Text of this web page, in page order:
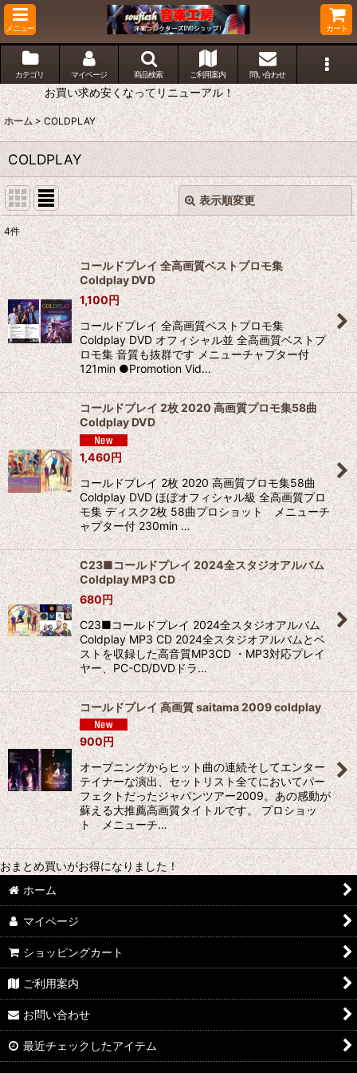
メニュー カート
カテゴリ マイページ 商品検索 ご利用案内 問い合わせ
お買い求め安くなってリニューアル！
ホーム > COLDPLAY
COLDPLAY
表示順変更
表示数:
並び順:
絞り込む
閉じる
4件
コールドプレイ 全高画質ベストプロモ集
Coldplay DVD
1,100円
コールドプレイ 全高画質ベストプロモ集
Coldplay DVD オフィシャル並 全高画質ベストプ
ロモ集 音質も抜群です メニューチャプター付
121min ●Promotion Vid…
コールドプレイ 2枚 2020 高画質プロモ集58曲
Coldplay DVD
1,460円
コールドプレイ 2枚 2020 高画質プロモ集58曲
Coldplay DVD ほぼオフィシャル級 全高画質プロ
モ集 ディスク2枚 58曲プロショット メニューチ
ャプター付 230min …
C23■コールドプレイ 2024全スタジオアルバム
Coldplay MP3 CD
680円
C23■コールドプレイ 2024全スタジオアルバム
Coldplay MP3 CD 2024全スタジオアルバムとベ
ストを収録した高音質MP3CD ・MP3対応プレイ
ヤー、PC-CD/DVDドラ…
コールドプレイ 高画質 saitama 2009 coldplay
900円
オープニングからヒット曲の連続そしてエンター
テイナーな演出、セットリスト全てにおいてパー
フェクトだったジャパンツアー2009。あの感動が
蘇える大推薦高画質タイトルです。 プロショッ
ト メニューチ…
おまとめ買いがお得になりました！
ホーム
マイページ
ショッピングカート
ご利用案内
お問い合わせ
最近チェックしたアイテム